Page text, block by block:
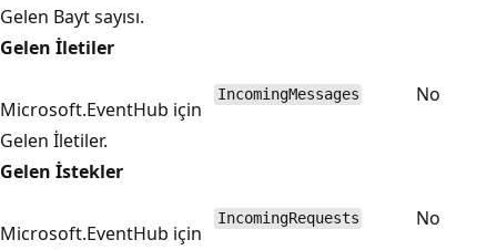
Gelen Bayt sayısı.
Gelen İletiler
Microsoft.EventHub için
Gelen İletiler.
IncomingMessages No
Gelen İstekler
Microsoft.EventHub için
IncomingRequests No